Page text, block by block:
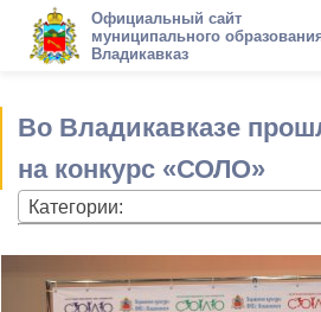
Официальный сайт
муниципального
Владикавказ
Во Владикавказе
на конкурс «СОЛО»
Категории: